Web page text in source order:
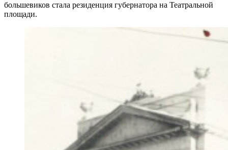
большевиков стала резиденция губернатора на Театральной
площади.